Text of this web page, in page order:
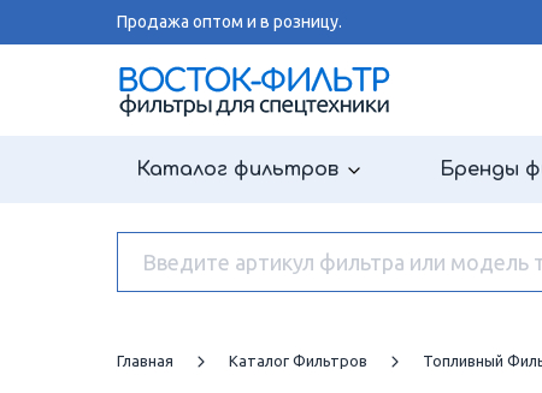
Продажа оптом и в розницу.
Каталог фильтров Бренды
Главная Каталог Фильтров Топливный